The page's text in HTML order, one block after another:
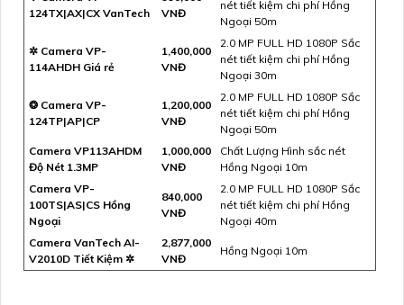
124TX|AX|CX VanTech
VNĐ
nét tiết kiệm chi phí Hồng
Ngoại 50m
✲ Camera VP-
114AHDH Giá rẻ
1,400,000
VNĐ
2.0 MP FULL HD 1080P Sắc
nét tiết kiệm chi phí Hồng
Ngoại 30m
❂ Camera VP-
124TP|AP|CP
1,200,000
VNĐ
2.0 MP FULL HD 1080P Sắc
nét tiết kiệm chi phí Hồng
Ngoại 50m
Camera VP113AHDM
Độ Nét 1.3MP
1,000,000
VNĐ
Chất Lượng Hình sắc nét
Hồng Ngoại 10m
Camera VP-
100TS|AS|CS Hồng
Ngoại
840,000
VNĐ
2.0 MP FULL HD 1080P Sắc
nét tiết kiệm chi phí Hồng
Ngoại 40m
Camera VanTech AI-
V2010D Tiết Kiệm ✲
2,877,000
VNĐ
Hồng Ngoại 10m